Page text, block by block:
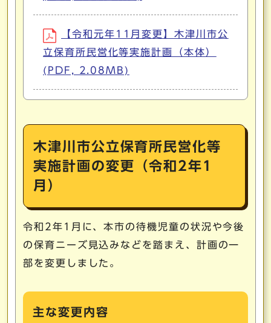
【令和元年11月変更】木津川市公
立保育所民営化等実施計画（本体）
(PDF, 2.08MB)
木津川市公立保育所民営化等
実施計画の変更（令和2年1
月）
令和2年1月に、本市の待機児童の状況や今後
の保育ニーズ見込みなどを踏まえ、計画の一
部を変更しました。
主な変更内容